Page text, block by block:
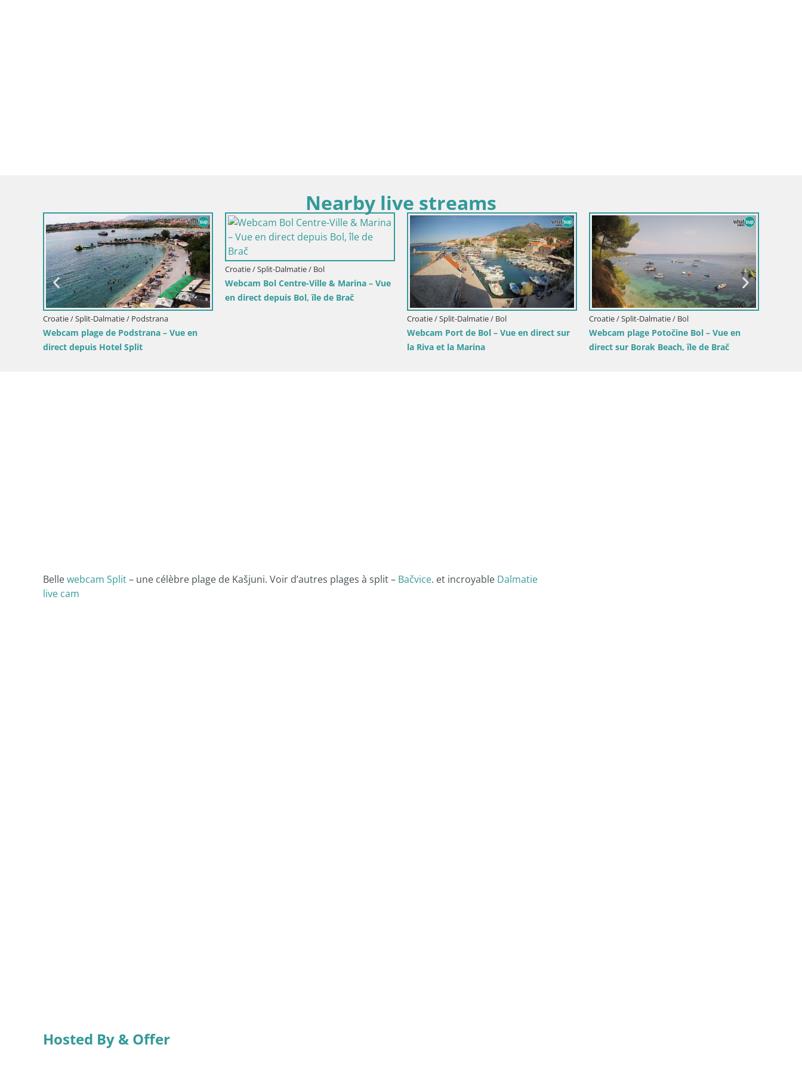
Nearby live streams
/ Split-Dalmatie / Bol
plage Potočine Bol – Vue en
Borak Beach, île de Brač
Croatie / Split-Dalmatie / Bol
Webcam Bol Zlatni Rat – Vue en direct
depuis l’île de Brač
Croatie / Split-Dalmatie / Brač
Webcam Sutivan Panorama – Vue en
direct depuis l’île de Brač
Croatie / Split-Dalmatie / Brela
Webcam Plage Lučica Brela – Vue en
direct sur la côte adriatique
Sinj centre-ville
Bellewebcam Split– une célèbre plage de Kašjuni. Voir d’autres plages à split – Bačvice. et incroyable Dalmatie
live cam
Hosted By & Offer